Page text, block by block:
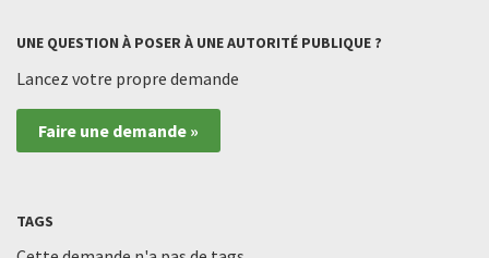
UNE QUESTION À POSER À UNE AUTORITÉ PUBLIQUE ?
Lancez votre propre demande
Faire une demande »
TAGS